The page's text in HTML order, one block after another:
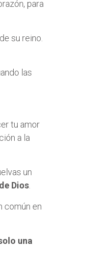
para
su reino.
las
tu amor
a la
un
Dios
común en
una